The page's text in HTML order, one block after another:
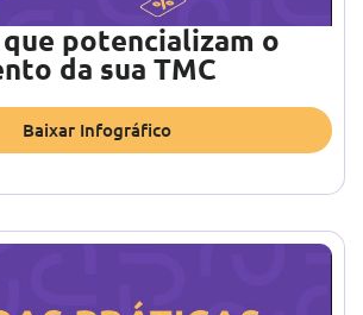
potencializam o
da sua TMC
Baixar Infográfico